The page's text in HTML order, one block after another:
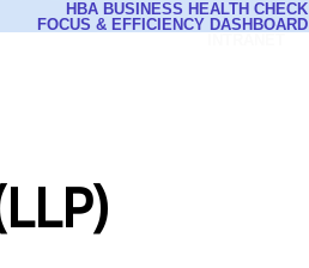
HBA BUSINESS HEALTH CHECK
FOCUS & EFFICIENCY DASHBOARD